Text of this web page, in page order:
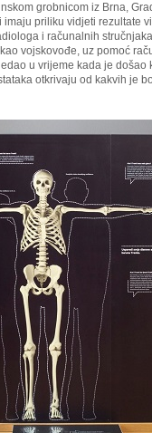
grobnicom iz Brna,
priliku vidjeti rezultate
i računalnih
vojskovođe, uz pomoć
u vrijeme kada je došao
otkrivaju od kakvih je